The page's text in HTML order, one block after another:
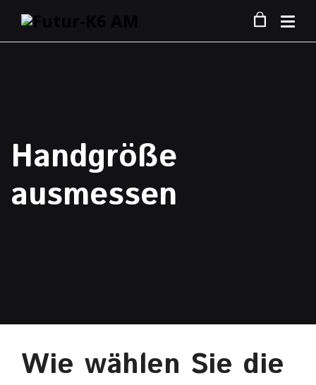
Handgröße
ausmessen
Wie wählen Sie die